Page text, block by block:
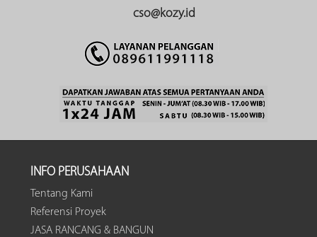
cso@kozy.id
INFO PERUSAHAAN
Tentang Kami
Referensi Proyek
JASA RANCANG & BANGUN